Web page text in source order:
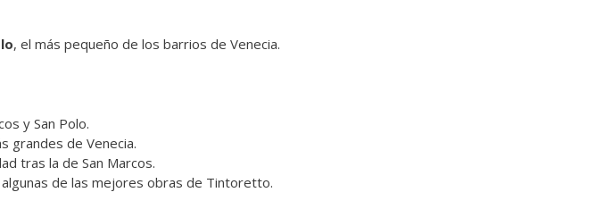
, el más pequeño de los barrios de Venecia.
y San Polo.
grandes de Venecia.
tras la de San Marcos.
algunas de las mejores obras de Tintoretto.